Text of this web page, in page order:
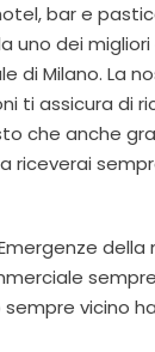
bar e
uno dei
di Milano. La
ti assicura di
che anche
riceverai
vicino